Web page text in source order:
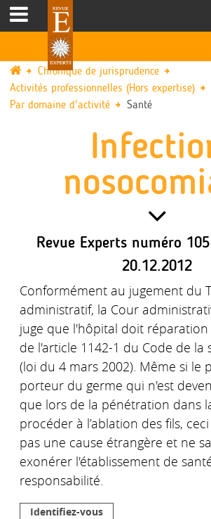
Chronique de jurisprudence
Activités professionnelles (Hors expertise)
Par domaine d'activité
Santé
Revue Experts numéro
20.12.2012
Conformément au jugement du
administratif, la Cour
juge que l'hôpital doit réparation
de l'article 1142-1 du Code de la
(loi du 4 mars 2002). Même si le
porteur du germe qui n'est
que lors de la pénétration dans
procéder à l’ablation des fils,
pas une cause étrangère et ne
exonérer l'établissement de
responsabilité.
Identifiez-vous